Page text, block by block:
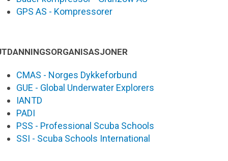
GPS AS - Kompressorer
CMAS - Norges Dykkeforbund
GUE - Global Underwater Explorers
IANTD
PADI
PSS - Professional Scuba Schools
SSI - Scuba Schools International